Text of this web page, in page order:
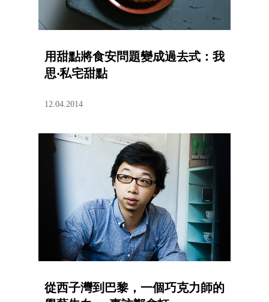
用甜點將食安問題變成過去式：我
思‧私宅甜點
12.04.2014
從西子灣到巴黎，一個巧克力師的